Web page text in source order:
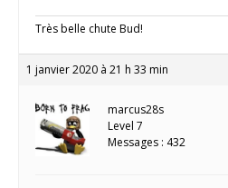
Très belle chute Bud!
1 janvier 2020 à 21 h 33 min
marcus28s
Level 7
Messages : 432